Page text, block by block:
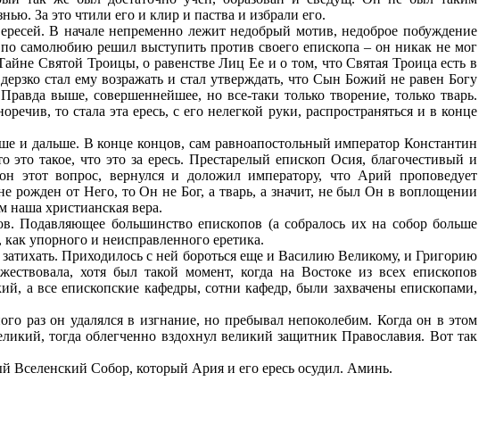
За это чтили его и клир и паства и избрали его.
В начале непременно лежит недобрый мотив, недоброе побуждение
самолюбию решил выступить против своего епископа – он никак не мог
Святой Троицы, о равенстве Лиц Ее и о том, что Святая Троица есть в
стал ему возражать и стал утверждать, что Сын Божий не равен Богу
выше, совершеннейшее, но все-таки только творение, только тварь.
то стала эта ересь, с его нелегкой руки, распространяться и в конце
и дальше. В конце концов, сам равноапостольный император Константин
такое, что это за ересь. Престарелый епископ Осия, благочестивый и
этот вопрос, вернулся и доложил императору, что Арий проповедует
рожден от Него, то Он не Бог, а тварь, а значит, не был Он в воплощении
наша христианская вера.
Подавляющее большинство епископов (а собралось их на собор больше
упорного и неисправленного еретика.
Приходилось с ней бороться еще и Василию Великому, и Григорию
хотя был такой момент, когда на Востоке из всех епископов
а все епископские кафедры, сотни кафедр, были захвачены епископами,
раз он удалялся в изгнание, но пребывал непоколебим. Когда он в этом
тогда облегченно вздохнул великий защитник Православия. Вот так
Собор, который Ария и его ересь осудил. Аминь.